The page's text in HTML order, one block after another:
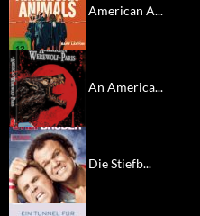
American A...
An America...
Die Stiefb...